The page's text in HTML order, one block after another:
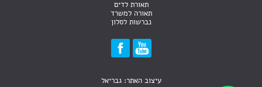
תאורת לדים
תאורה למשרד
נברשות לסלון
עיצוב האתר: גבריאל